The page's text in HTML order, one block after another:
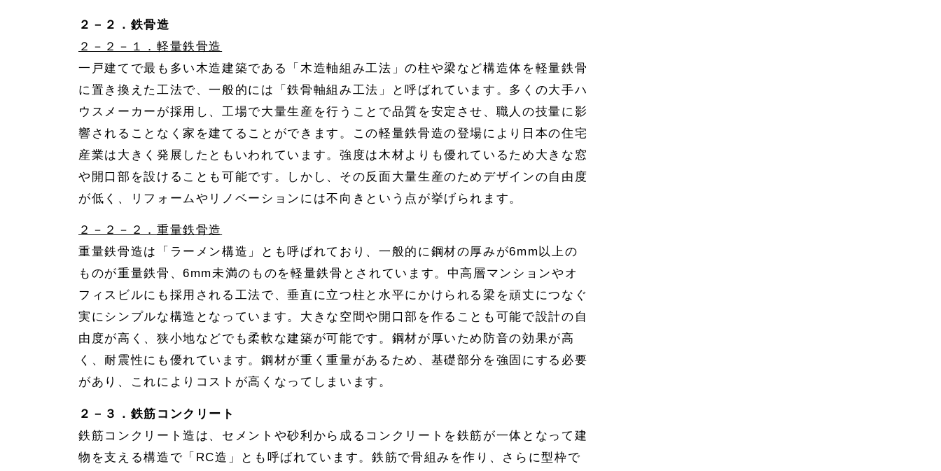
２－２．鉄骨造
２－２－１．軽量鉄骨造
一戸建てで最も多い木造建築である「木造軸組み工法」の柱や梁など構造体を軽量鉄骨
に置き換えた工法で、一般的には「鉄骨軸組み工法」と呼ばれています。多くの大手ハ
ウスメーカーが採用し、工場で大量生産を行うことで品質を安定させ、職人の技量に影
響されることなく家を建てることができます。この軽量鉄骨造の登場により日本の住宅
産業は大きく発展したともいわれています。強度は木材よりも優れているため大きな窓
や開口部を設けることも可能です。しかし、その反面大量生産のためデザインの自由度
が低く、リフォームやリノベーションには不向きという点が挙げられます。
２－２－２．重量鉄骨造
重量鉄骨造は「ラーメン構造」とも呼ばれており、一般的に鋼材の厚みが6mm以上の
ものが重量鉄骨、6mm未満のものを軽量鉄骨とされています。中高層マンションやオ
フィスビルにも採用される工法で、垂直に立つ柱と水平にかけられる梁を頑丈につなぐ
実にシンプルな構造となっています。大きな空間や開口部を作ることも可能で設計の自
由度が高く、狭小地などでも柔軟な建築が可能です。鋼材が厚いため防音の効果が高
く、耐震性にも優れています。鋼材が重く重量があるため、基礎部分を強固にする必要
があり、これによりコストが高くなってしまいます。
２－３．鉄筋コンクリート
鉄筋コンクリート造は、セメントや砂利から成るコンクリートを鉄筋が一体となって建
物を支える構造で「RC造」とも呼ばれています。鉄筋で骨組みを作り、さらに型枠で